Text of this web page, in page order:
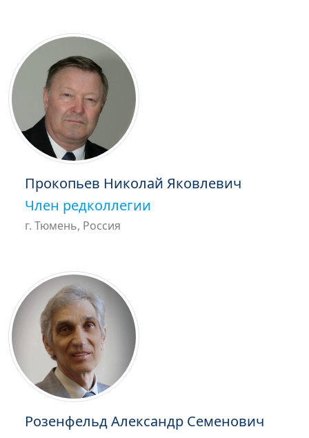
Прокопьев Николай Яковлевич
Член редколлегии
г. Тюмень, Россия
Розенфельд Александр Семенович